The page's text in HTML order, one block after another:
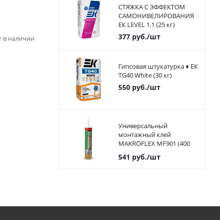
в наличии
СТЯЖКА С ЭФФЕКТОМ
САМОНИВЕЛИРОВАНИЯ
ЕК LEVEL 1.1 (25 кг)
377руб./шт
Гипсовая штукатурка ♦ ЕК
TG40 White (30 кг)
550руб./шт
Универсальный
монтажный клей
MAKROFLEX MF901 (400
541 руб./шт